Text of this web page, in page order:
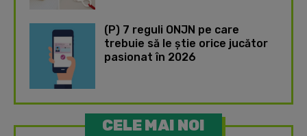
(P) 7 reguli ONJN pe care
trebuie să le știe orice jucător
pasionat în 2026
CELE MAI NOI